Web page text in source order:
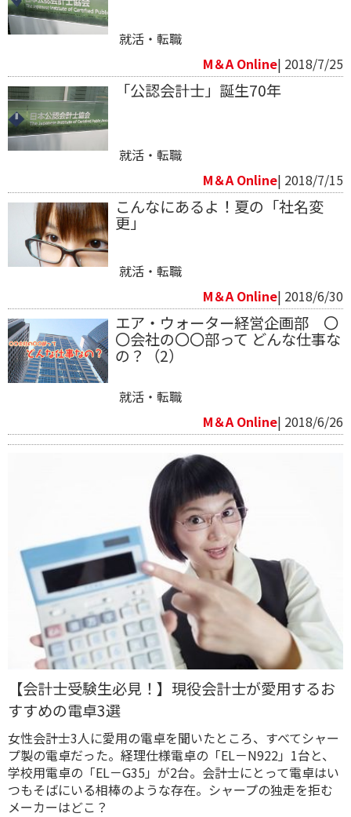
就活・転職
M＆A Online| 2018/7/25
「公認会計士」誕生70年
就活・転職
M＆A Online| 2018/7/15
こんなにあるよ！夏の「社名変
更」
就活・転職
M＆A Online| 2018/6/30
エア・ウォーター経営企画部 〇
〇会社の〇〇部って どんな仕事な
の？（2）
就活・転職
M＆A Online| 2018/6/26
【会計士受験生必見！】現役会計士が愛用するお
すすめの電卓3選
女性会計士3人に愛用の電卓を聞いたところ、すべてシャー
プ製の電卓だった。経理仕様電卓の「EL－N922」1台と、
学校用電卓の「EL－G35」が2台。会計士にとって電卓はい
つもそばにいる相棒のような存在。シャープの独走を拒む
メーカーはどこ？